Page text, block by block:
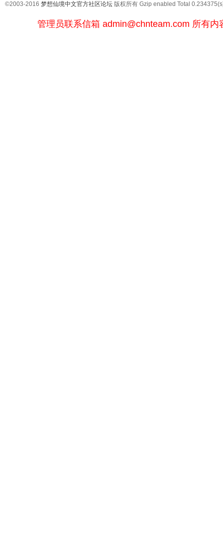
©2003-2016 梦想仙境中文官方社区论坛 版权所有 Gzip enabled Total
管理员联系信箱 admin@chnteam.com 所有内